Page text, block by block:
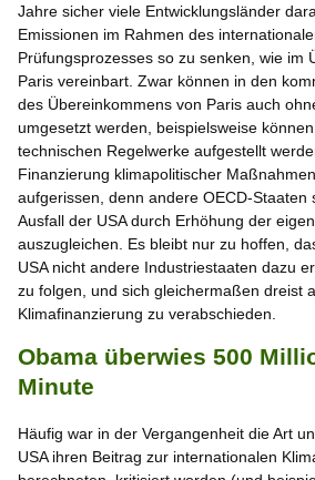
Jahre sicher viele Entwicklungsländer
Emissionen im Rahmen des
Prüfungsprozesses so zu senken, wie im
Paris vereinbart. Zwar können in den
des Übereinkommens von Paris auch
umgesetzt werden, beispielsweise
technischen Regelwerke aufgestellt
Finanzierung klimapolitischer
aufgerissen, denn andere OECD-Staaten
Ausfall der USA durch Erhöhung der
auszugleichen. Es bleibt nur zu hoffen,
USA nicht andere Industriestaaten dazu
zu folgen, und sich gleichermaßen dreist
Klimafinanzierung zu verabschieden.
Obama überwies 500
Minute
Häufig war in der Vergangenheit die Art
USA ihren Beitrag zur internationalen